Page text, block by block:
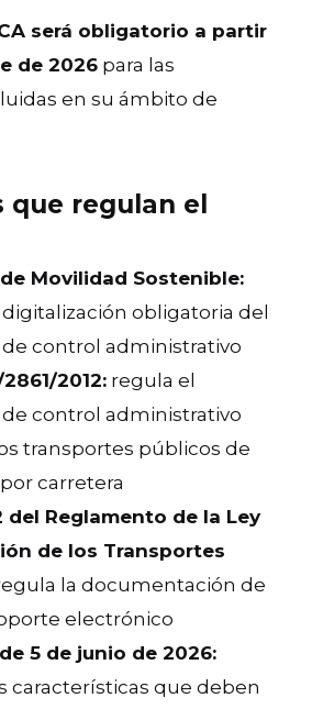
será obligatorio a partir
de 2026para las
en su ámbito de
que regulan el
Movilidad Sostenible:
obligatoria del
control administrativo
2012:regula el
control administrativo
transportes públicos de
carretera
del Reglamento de la Ley
de los Transportes
la documentación de
electrónico
5 de junio de 2026:
características que deben